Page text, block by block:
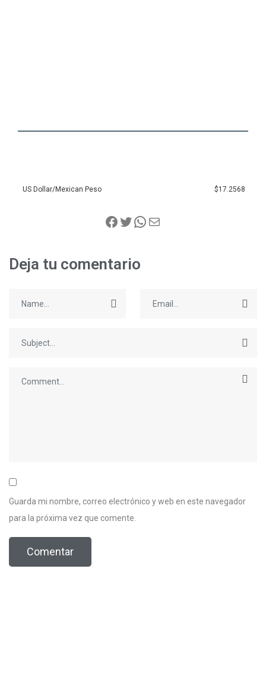
US Dollar/Mexican Peso $17.2568
Deja tu comentario
Guarda mi nombre, correo electrónico y web en este navegador
para la próxima vez que comente.